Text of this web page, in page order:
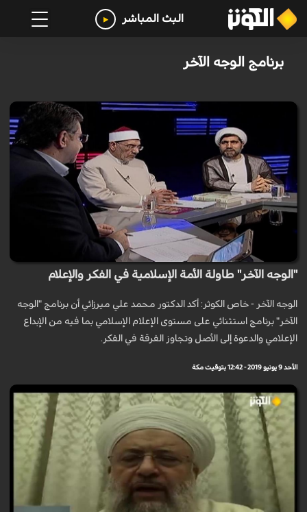
البث المباشر
برنامج الوجه الآخر
"الوجه الآخر" طاولة الأمة الإسلامية في الفكر والإعلام
الوجه الآخر - خاص الكوثر: أكد الدكتور محمد علي ميرزائي أن برنامج "الوجه
الآخر" برنامج استثنائي على مستوى الإعلام الإسلامي بما فيه من الإبداع
الإعلامي والدعوة إلى الأصل وتجاوز الفرقة في الفكر.
الأحد 9 يونيو 2019 - 12:42 بتوقيت مكة